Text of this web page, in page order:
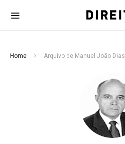
Home Arquivo de Manuel João Dias